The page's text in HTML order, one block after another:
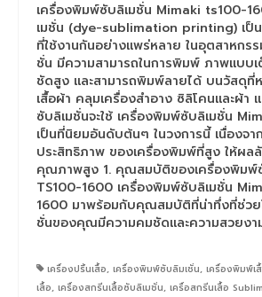
เครื่องสกรีนเสื้อ F6430 +
เครื่องพิมพ์ซับลิเมชั่น Epson
เครื่องพิมพ์ซับลิเมชั่น Epson
sublimation printer
sublimation printing
เครื่องพิมพ์ซับลิเมชั่น Epson
Epson DTG
เครื่องพิมพ์เสื้อ SC-F3030
เครื่องพิมพ์ซับลิเมชั่น Mimaki ts100-
เมชั่น (dye-sublimation printing) เป็
ที่ใช้งานกันอย่างแพร่หลาย ในอุตสาหกร
ชั่น มีความสามารถในการพิมพ์ ภาพแบบ
ชัดสูง และสามารถพิมพ์ลายได้ บนวัสดุที่
เสื้อผ้า คลุมเครื่องสำอาง ซิลิโคนและผ้า
ซับลิเมชั่นจะใช้ เครื่องพิมพ์ซับลิเมชั่น
เป็นที่นิยมอันดับต้นๆ ในวงการนี้ เนื่องจ
ประสิทธิภาพ ของเครื่องพิมพ์ที่สูง ให้ผล
คุณภาพสูง 1. คุณสมบัติของเครื่องพิมพ์
TS100-1600 เครื่องพิมพ์ซับลิเมชั่น
1600 มาพร้อมกับคุณสมบัติที่น่าทึ่งที่ช่วย
ชั่นของคุณมีความคมชัดและความสวยง
เครื่องปริ้นเสื้อ, เครื่องพิมพ์ซับลิมเชั่น, เครื่องพิมพ์เ
เสื้อ, เครื่องสกรีนเสื้อซับลิเมชั่น, เครื่อสกรีนเสื้อ